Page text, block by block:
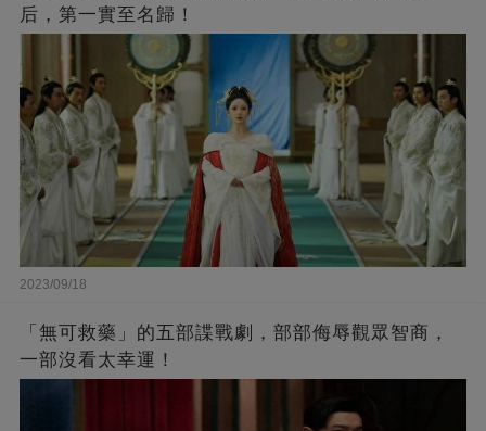
后，第一實至名歸！
2023/09/18
「無可救藥」的五部諜戰劇，部部侮辱觀眾智商，
一部沒看太幸運！